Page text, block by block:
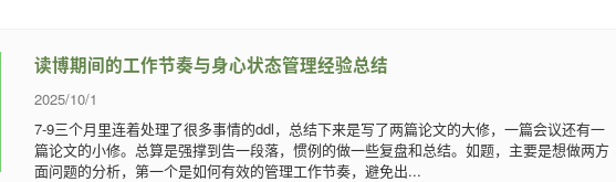
读博期间的工作节奏与身心状态管理经验总结
2025/10/1
7-9三个月里连着处理了很多事情的ddl，总结下来是写了两篇论文的大修，一篇会议还有一
篇论文的小修。总算是强撑到告一段落，惯例的做一些复盘和总结。如题，主要是想做两方
面问题的分析，第一个是如何有效的管理工作节奏，避免出...